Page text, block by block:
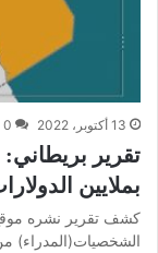
13 أكتوبر، 2022 0
تقرير
بملايين
كشف تقرير نشره
الشخصيات(المدراء)